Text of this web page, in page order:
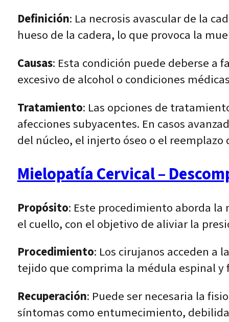
Definición: La necrosis avascular de la
hueso de la cadera, lo que provoca la
Causas: Esta condición puede deberse a
excesivo de alcohol o condiciones
Tratamiento: Las opciones de
afecciones subyacentes. En casos
del núcleo, el injerto óseo o el reemplazo
Mielopatía Cervical –
Propósito: Este procedimiento aborda
el cuello, con el objetivo de aliviar la
Procedimiento: Los cirujanos acceden a
tejido que comprima la médula espinal
Recuperación: Puede ser necesaria la
síntomas como entumecimiento,